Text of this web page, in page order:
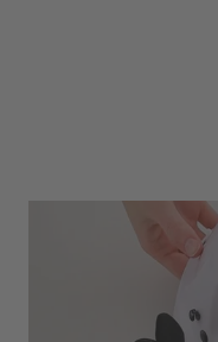
Mein Arbeitsalltag
Tage im Homeoffice